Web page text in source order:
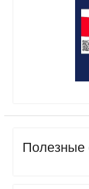
Полезные